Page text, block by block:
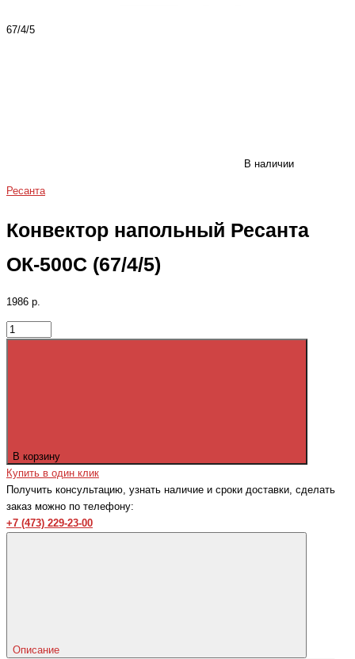
67/4/5
В наличии
Ресанта
Конвектор напольный Ресанта
ОК-500С (67/4/5)
1986 р.
В корзину
Купить в один клик
Получить консультацию, узнать наличие и сроки доставки, сделать
заказ можно по телефону:
+7 (473) 229-23-00
Описание